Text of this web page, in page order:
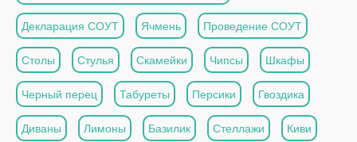
Декларация СОУТ Ячмень Проведение СОУТ
Столы Стулья Скамейки Чипсы Шкафы
Черный перец Табуреты Персики Гвоздика
Диваны Лимоны Базилик Стеллажи Киви